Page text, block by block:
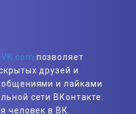
позволяет
друзей и
и лайками
сети ВКонтакте.
человек в ВК.